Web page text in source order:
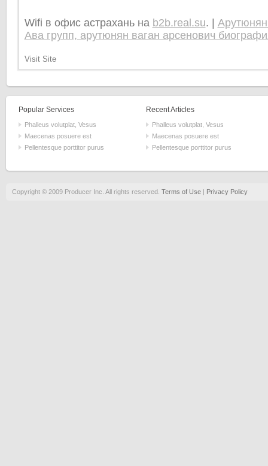
Wifi в офис астрахань на b2b.real.su. |
Ава групп, арутюнян ваган арсенович
Visit Site
Popular Services
Phalleus volutplat, Vesus
Maecenas posuere est
Pellentesque porttitor purus
Recent Articles
Phalleus volutplat, Vesus
Maecenas posuere est
Pellentesque porttitor purus
Copyright © 2009 Producer Inc. All rights reserved. Terms of Use| Privacy Policy